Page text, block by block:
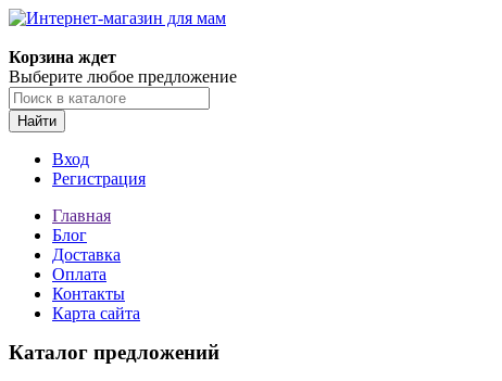
Корзина ждет
Выберите любое предложение
Найти
Вход
Регистрация
Главная
Блог
Доставка
Оплата
Контакты
Карта сайта
Каталог предложений